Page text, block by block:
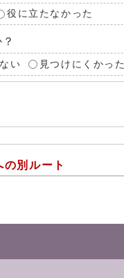
役に立たなかった
い 見つけにくかった
別ルート